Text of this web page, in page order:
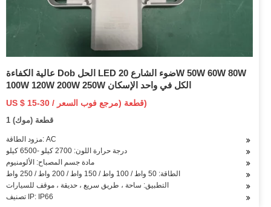
عالية الكفاءة Dob الحل LED ضوء الشارع 20W 50W 60W 80W
100W 120W 200W 250W الكل في واحد الإسكان
US $ 15-30 / قطعة (مرجع فوب السعر)
1 قطعة (موك)
مزود الطاقة: AC
درجة حرارة اللون: 2700 كيلو -6500 كيلو
مادة جسم المصباح: الألومنيوم
الطاقة: 50 واط / 100 واط / 150 واط / 200 واط / 250 واط
التطبيق: ساحة ، طريق سريع ، حديقة ، موقف للسيارات
تصنيف IP: IP66